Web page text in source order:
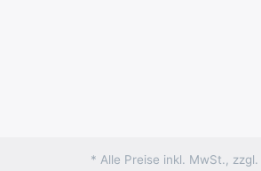
* Alle Preise inkl. MwSt., zzgl.